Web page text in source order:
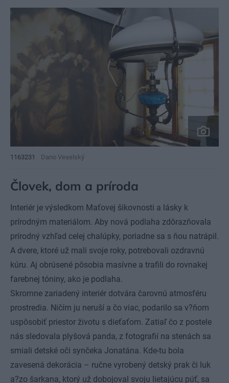
1163231 Dano Veselský
Človek, dom a príroda
Interiér je výsledkom Maťovej šikovnosti a lásky k
prírodným materiálom. Aby nová podlaha zdôrazňovala
prírodný vzhľad celej chalúpky, poriadne sa s ňou natrápil.
A dvere, ktoré už mali svoje roky, potrebovali ozdravnú
kúru. Aj obrúsené pôsobia masívne a trafili do rovnakej
farebnej tóniny, ako je podlaha.
Skromne zariadený interiér dotvára čarovnú atmosféru
prostredia. Ničím ju neruší a čo viac, podarilo sa v?ňom
uspôsobiť priestor životu s dieťaťom. Zatiaľ čo z postele
nás sledovala plyšová panda, z fotografií na stenách sa
smiali detské oči synčeka Jonatána. Kde-tu bola
zavesená dekorácia – ručne vyrobený detský prak či luk
a?zo šarkana, ktorý už dobojoval svoju lietajúcu púť, sa